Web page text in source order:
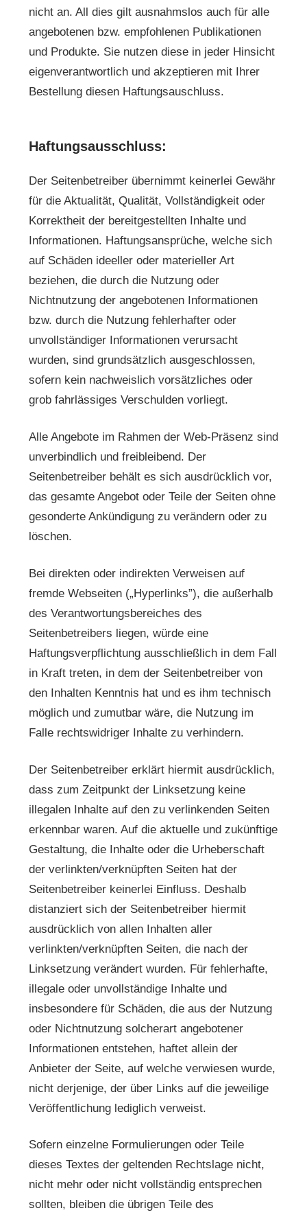
nicht an. All dies gilt ausnahmslos auch für alle
angebotenen bzw. empfohlenen Publikationen
und Produkte. Sie nutzen diese in jeder Hinsicht
eigenverantwortlich und akzeptieren mit Ihrer
Bestellung diesen Haftungsauschluss.
Haftungsausschluss:
Der Seitenbetreiber übernimmt keinerlei Gewähr
für die Aktualität, Qualität, Vollständigkeit oder
Korrektheit der bereitgestellten Inhalte und
Informationen. Haftungsansprüche, welche sich
auf Schäden ideeller oder materieller Art
beziehen, die durch die Nutzung oder
Nichtnutzung der angebotenen Informationen
bzw. durch die Nutzung fehlerhafter oder
unvollständiger Informationen verursacht
wurden, sind grundsätzlich ausgeschlossen,
sofern kein nachweislich vorsätzliches oder
grob fahrlässiges Verschulden vorliegt.
Alle Angebote im Rahmen der Web-Präsenz sind
unverbindlich und freibleibend. Der
Seitenbetreiber behält es sich ausdrücklich vor,
das gesamte Angebot oder Teile der Seiten ohne
gesonderte Ankündigung zu verändern oder zu
löschen.
Bei direkten oder indirekten Verweisen auf
fremde Webseiten („Hyperlinks”), die außerhalb
des Verantwortungsbereiches des
Seitenbetreibers liegen, würde eine
Haftungsverpflichtung ausschließlich in dem Fall
in Kraft treten, in dem der Seitenbetreiber von
den Inhalten Kenntnis hat und es ihm technisch
möglich und zumutbar wäre, die Nutzung im
Falle rechtswidriger Inhalte zu verhindern.
Der Seitenbetreiber erklärt hiermit ausdrücklich,
dass zum Zeitpunkt der Linksetzung keine
illegalen Inhalte auf den zu verlinkenden Seiten
erkennbar waren. Auf die aktuelle und zukünftige
Gestaltung, die Inhalte oder die Urheberschaft
der verlinkten/verknüpften Seiten hat der
Seitenbetreiber keinerlei Einfluss. Deshalb
distanziert sich der Seitenbetreiber hiermit
ausdrücklich von allen Inhalten aller
verlinkten/verknüpften Seiten, die nach der
Linksetzung verändert wurden. Für fehlerhafte,
illegale oder unvollständige Inhalte und
insbesondere für Schäden, die aus der Nutzung
oder Nichtnutzung solcherart angebotener
Informationen entstehen, haftet allein der
Anbieter der Seite, auf welche verwiesen wurde,
nicht derjenige, der über Links auf die jeweilige
Veröffentlichung lediglich verweist.
Sofern einzelne Formulierungen oder Teile
dieses Textes der geltenden Rechtslage nicht,
nicht mehr oder nicht vollständig entsprechen
sollten, bleiben die übrigen Teile des